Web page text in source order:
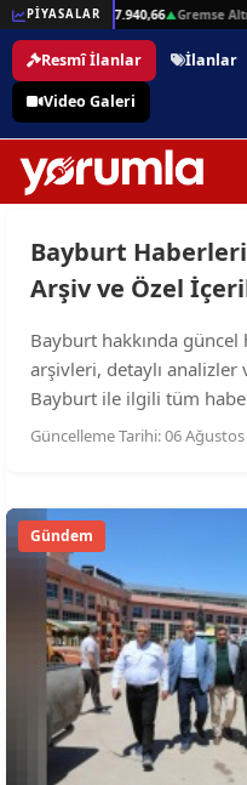
PİYASALAR
▲Beşli Altın207.940,66▲Gremse
Resmî İlanlar İlanlar
Video Galeri
Bayburt
Arşiv ve Özel
Bayburt hakkında
arşivleri, detaylı analizler
Bayburt ile ilgili tüm
Güncelleme Tarihi: 06
Gündem